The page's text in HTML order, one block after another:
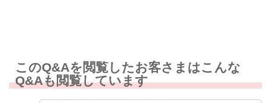
このQ&Aを閲覧したお客さまはこんな
Q&Aも閲覧しています